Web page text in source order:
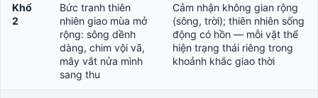
Khổ
2
Bức tranh thiên
nhiên giao mùa mở
rộng: sông dềnh
dàng, chim vội vã,
mây vắt nửa mình
sang thu
Cảm nhận không gian rộng
(sông, trời); thiên nhiên sống
động có hồn — mỗi vật thể
hiện trạng thái riêng trong
khoảnh khắc giao thời